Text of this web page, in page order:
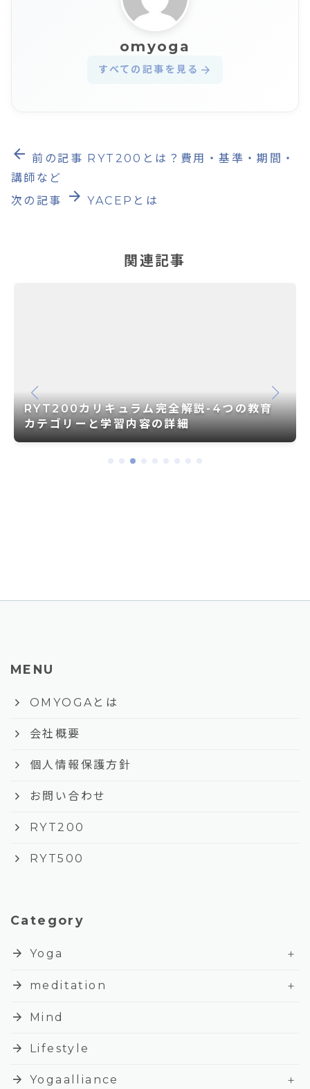
omyoga
すべての記事を見る arrow_forward
arrow_back 前の記事 RYT200とは？費用・基準・期間・
講師など
次の記事
arrow_forward YACEPとは
関連記事
RYT200カリキュラム完全解説-4つの教育
カテゴリーと学習内容の詳細
MENU
keyboard_arrow_right OMYOGAとは
keyboard_arrow_right 会社概要
keyboard_arrow_right 個人情報保護方針
keyboard_arrow_right お問い合わせ
keyboard_arrow_right RYT200
keyboard_arrow_right RYT500
Category
arrow_forward Yoga
+
arrow_forward
meditation
+
arrow_forward
Mind
arrow_forward Lifestyle
arrow_forward Yogaalliance +